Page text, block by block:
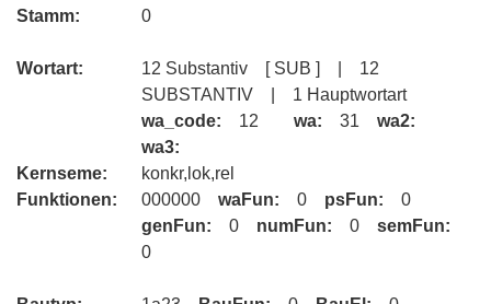
Stamm:
0
Wortart:
12 Substantiv [ SUB ] | 12
SUBSTANTIV | 1 Hauptwortart
wa_code:
12 wa: 31 wa2:
wa3:
Kernseme:
konkr,lok,rel
Funktionen:
000000 waFun: 0 psFun:
0
genFun:
0 numFun: 0 semFun:
0